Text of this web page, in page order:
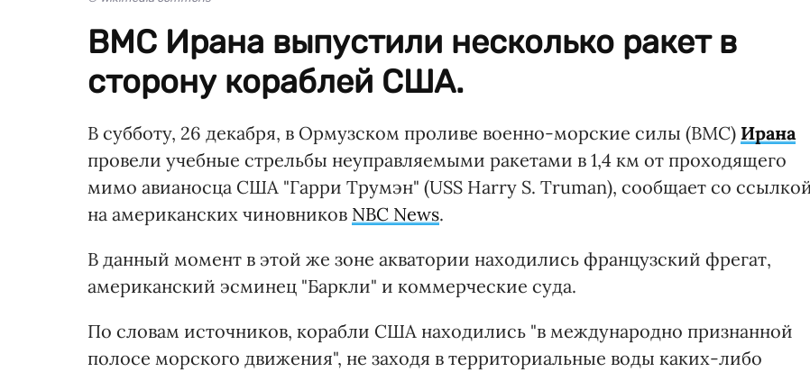
ВМС Ирана выпустили несколько ракет в
сторону кораблей США.
В субботу, 26 декабря, в Ормузском проливе военно-морские силы (ВМС) Ирана
провели учебные стрельбы неуправляемыми ракетами в 1,4 км от проходящего
мимо авианосца США "Гарри Трумэн" (USS Harry S. Truman), сообщает со
на американских чиновников NBC News.
В данный момент в этой же зоне акватории находились французский фрегат,
американский эсминец "Баркли" и коммерческие суда.
По словам источников, корабли США находились "в международно признанной
полосе морского движения", не заходя в территориальные воды каких-либо